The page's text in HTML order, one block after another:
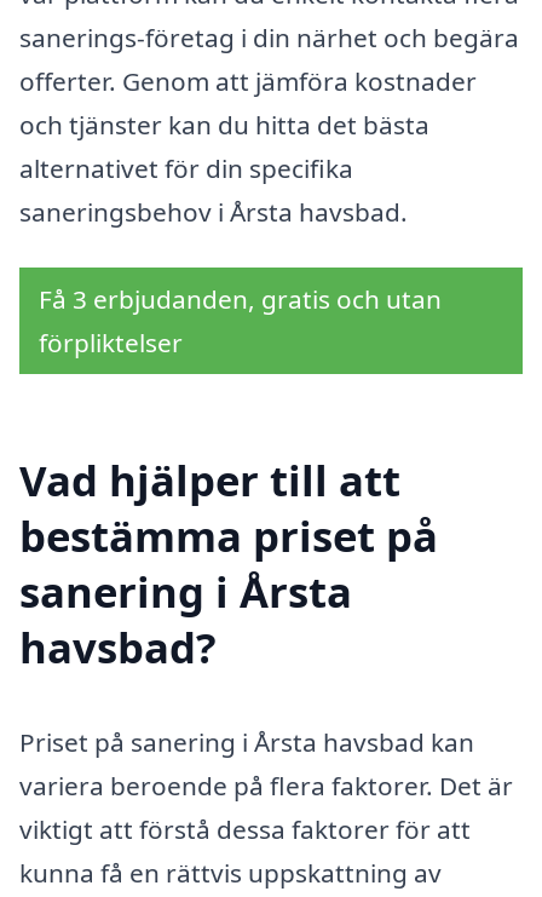
sanerings-företag i din närhet och begära
offerter. Genom att jämföra kostnader
och tjänster kan du hitta det bästa
alternativet för din specifika
saneringsbehov i Årsta havsbad.
Få 3 erbjudanden, gratis och utan
förpliktelser
Vad hjälper till att
bestämma priset på
sanering i Årsta
havsbad?
Priset på sanering i Årsta havsbad kan
variera beroende på flera faktorer. Det är
viktigt att förstå dessa faktorer för att
kunna få en rättvis uppskattning av